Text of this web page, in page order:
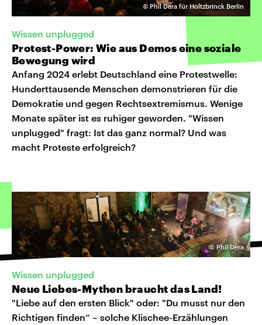
© Phil Dera für Holtzbrinck Berlin
Wissen unplugged
Protest-Power: Wie aus Demos eine soziale
Bewegung wird
Anfang 2024 erlebt Deutschland eine Protestwelle:
Hunderttausende Menschen demonstrieren für die
Demokratie und gegen Rechtsextremismus. Wenige
Monate später ist es ruhiger geworden. "Wissen
unplugged" fragt: Ist das ganz normal? Und was
macht Proteste erfolgreich?
©Phil Dera
Wissen unplugged
Neue Liebes-Mythen braucht das Land!
"Liebe auf den ersten Blick" oder: "Du musst nur den
Richtigen finden“ – solche Klischee-Erzählungen